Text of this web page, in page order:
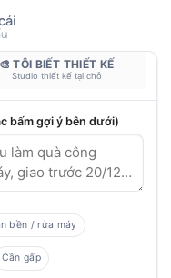
🎨 TÔI BIẾT THIẾT KẾ
Studio thiết kế tại chỗ
bấm gợi ý bên dưới)
bền / rửa máy
Cần gấp